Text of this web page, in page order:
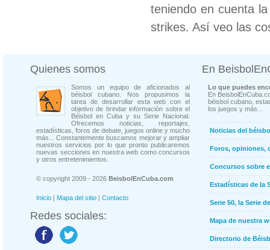
teniendo en cuenta
strikes. Así veo las
Quienes somos
Somos un equipo de aficionados al
béisbol cubano. Nos propusimos la
tarea de desarrollar esta web con el
objetivo de brindar información sobre el
Béisbol en Cuba y su Serie Nacional.
Ofrecemos noticias, reportajes,
estadísticas, foros de debate, juegos online y mucho
más... Constantemente buscamos mejorar y ampliar
nuestros servicios por lo que pronto publicaremos
nuevas secciones en nuestra web como concursos
y otros entretenimientos.
© copyright 2009 - 2026 BeisbolEnCuba.com
Inicio | Mapa del sitio | Contacto
Redes sociales:
En
Lo que puedes
En
béisbol cubano,
los juegos y más...
Noticias del
Foros, opiniones,
Concursos sobre
Estadísticas de la
Serie 50, la Serie
Mapa de nuestra
Directorio de